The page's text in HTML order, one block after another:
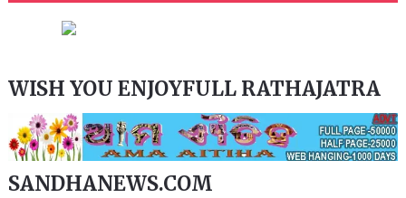
WISH YOU ENJOYFULL RATHAJATRA
SANDHANEWS.COM